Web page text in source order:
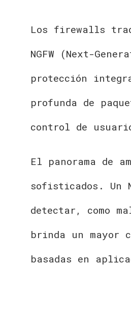
Los firewalls
NGFW (Next-
protección
profunda de
control de
El panorama de
sofisticados. Un
detectar, como
brinda un mayor
basadas en